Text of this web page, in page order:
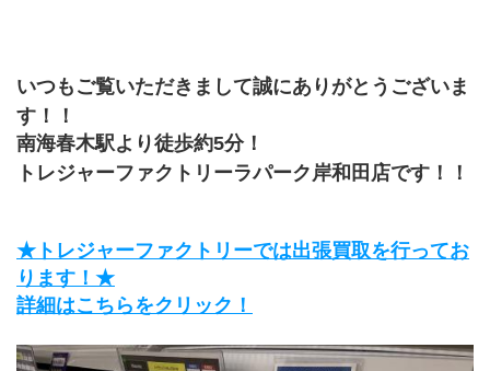
いつもご覧いただきまして誠にありがとうございま
す！！
南海春木駅より徒歩約5分！
トレジャーファクトリーラパーク岸和田店です！！
★トレジャーファクトリーでは出張買取を行ってお
ります！★
詳細はこちらをクリック！